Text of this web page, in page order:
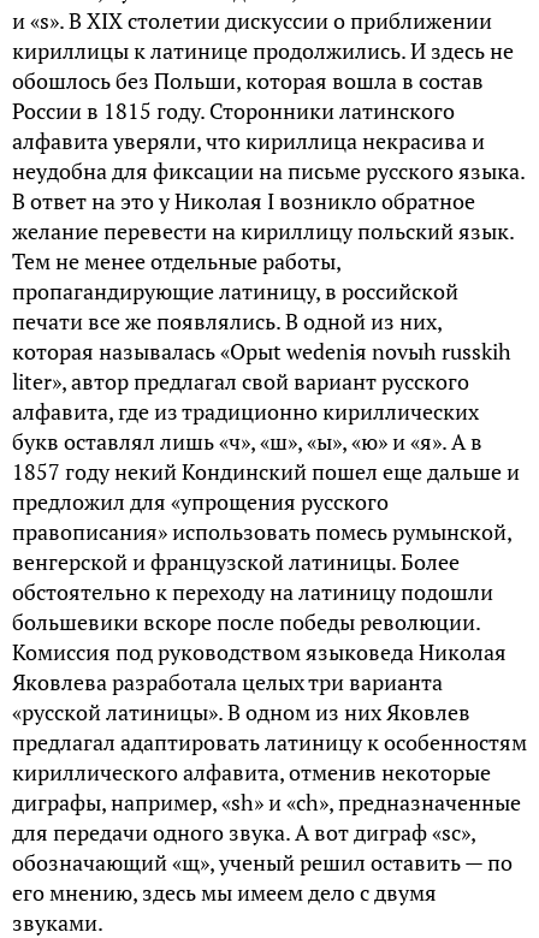
и «s». В XIX столетии дискуссии о приближении
кириллицы к латинице продолжились. И здесь не
обошлось без Польши, которая вошла в состав
России в 1815 году. Сторонники латинского
алфавита уверяли, что кириллица некрасива и
неудобна для фиксации на письме русского языка.
В ответ на это у Николая I возникло обратное
желание перевести на кириллицу польский язык.
Тем не менее отдельные работы,
пропагандирующие латиницу, в российской
печати все же появлялись. В одной из них,
которая называлась «Орыt wedenія novыh russkih
liter», автор предлагал свой вариант русского
алфавита, где из традиционно кириллических
букв оставлял лишь «ч», «ш», «ы», «ю» и «я». А в
1857 году некий Кондинский пошел еще дальше и
предложил для «упрощения русского
правописания» использовать помесь румынской,
венгерской и французской латиницы. Более
обстоятельно к переходу на латиницу подошли
большевики вскоре после победы революции.
Комиссия под руководством языковеда Николая
Яковлева разработала целых три варианта
«русской латиницы». В одном из них Яковлев
предлагал адаптировать латиницу к особенностям
кириллического алфавита, отменив некоторые
диграфы, например, «sh» и «ch», предназначенные
для передачи одного звука. А вот диграф «sc»,
обозначающий «щ», ученый решил оставить — по
его мнению, здесь мы имеем дело с двумя
звуками.